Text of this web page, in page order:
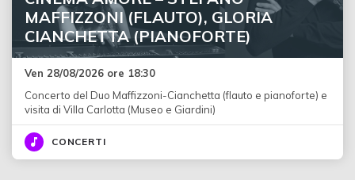
MAFFIZZONI (FLAUTO), GLORIA
CIANCHETTA (PIANOFORTE)
Ven 28/08/2026 ore 18:30
Concerto del Duo Maffizzoni-Cianchetta (flauto e pianoforte) e
visita di Villa Carlotta (Museo e Giardini)
CONCERTI